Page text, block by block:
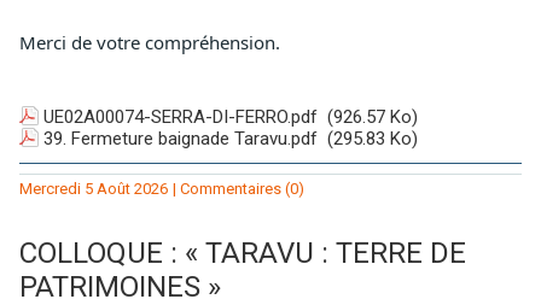
Merci de votre compréhension.
UE02A00074-SERRA-DI-FERRO.pdf (926.57 Ko)
39. Fermeture baignade Taravu.pdf (295.83 Ko)
Mercredi 5 Août 2026 | Commentaires (0)
COLLOQUE : « TARAVU : TERRE DE
PATRIMOINES »